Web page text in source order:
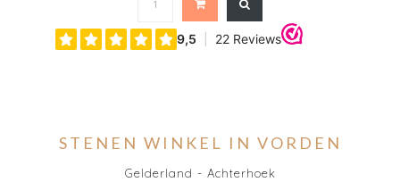
STENEN WINKEL IN VORDEN
Gelderland - Achterhoek